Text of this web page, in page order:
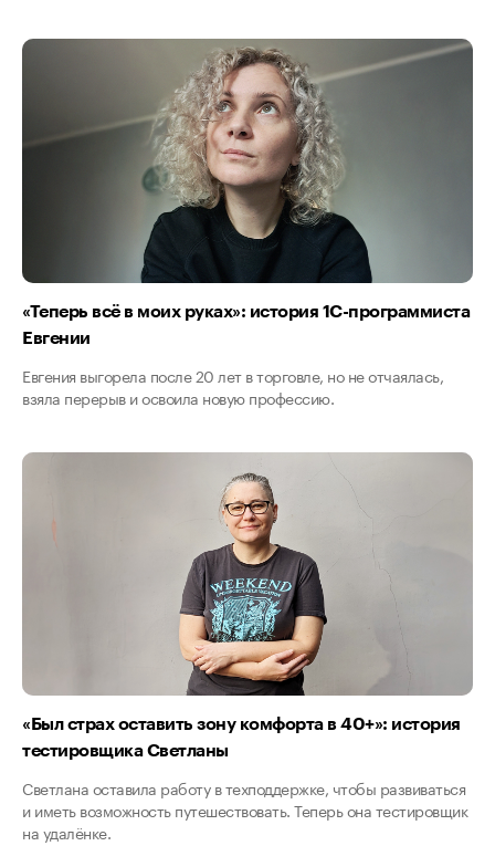
«Теперь всё в моих руках»: история 1С-программиста
Евгении
Евгения выгорела после 20 лет в торговле, но не отчаялась,
взяла перерыв и освоила новую профессию.
«Был страх оставить зону комфорта в 40+»: история
тестировщика Светланы
Светлана оставила работу в техподдержке, чтобы развиваться
и иметь возможность путешествовать. Теперь она тестировщик
на удалёнке.